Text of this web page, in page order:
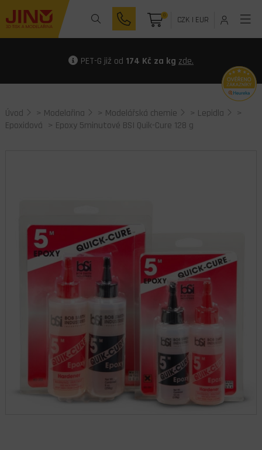
0 CZK| EUR
PET-G již od 174 Kč za kg zde.
Úvod > Modelařina > Modelářská chemie > Lepidla
>
Epoxidová > Epoxy 5minutové BSI Quik-Cure 128 g